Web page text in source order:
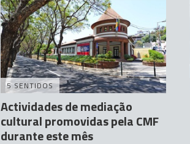
5 SENTIDOS
Actividades de mediação
cultural promovidas pela CMF
durante este mês